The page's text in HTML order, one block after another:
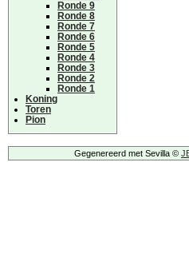
Ronde 9
Ronde 8
Ronde 7
Ronde 6
Ronde 5
Ronde 4
Ronde 3
Ronde 2
Ronde 1
Koning
Toren
Pion
Gegenereerd met Sevilla ©